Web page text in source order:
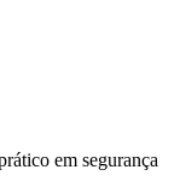
em segurança